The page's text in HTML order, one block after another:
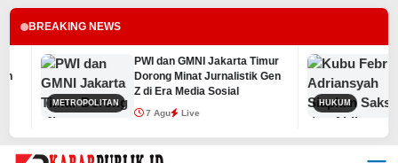
BREAKING NEWS
METROPOLITAN
PWI dan GMNI Jakarta Timur
Dorong Minat Jurnalistik Gen
Z di Era Media Sosial
7 Agu Live
HUKUM
Lewati